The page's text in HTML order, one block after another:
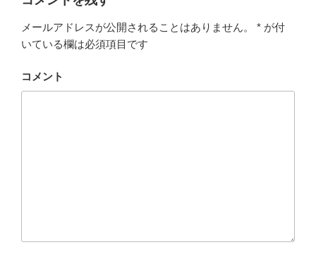
メールアドレスが公開されることはありません。 * が付
いている欄は必須項目です
コメント